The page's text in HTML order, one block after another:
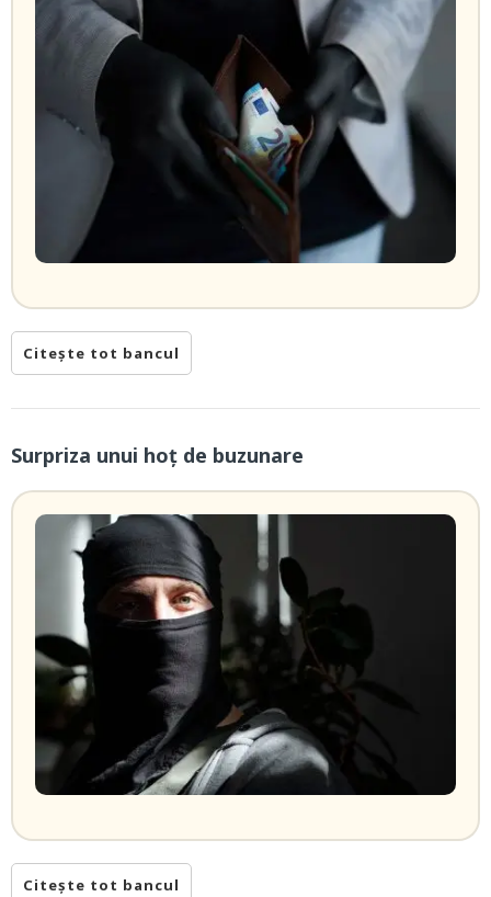
Citește tot bancul
Surpriza unui hoţ de buzunare
Citește tot bancul